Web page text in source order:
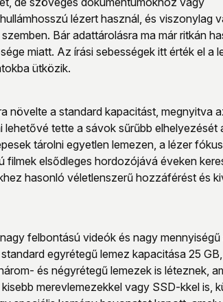
lézert használ, és viszonylag
Bár adattárolásra ma már ritkán
miatt. Az írási sebességek itt érték el a
ütközik.
növelte a standard kapacitást, megnyitva
tette a sávok sűrűbb elhelyezését
tárolni egyetlen lemezen, a lézer
elsődleges hordozójává éveken
hasonló véletlenszerű hozzáférést és
felbontású videók és nagy
egyrétegű lemez kapacitása 25
és négyrétegű lemezek is léteznek,
merevlemezekkel vagy SSD-kkel is,